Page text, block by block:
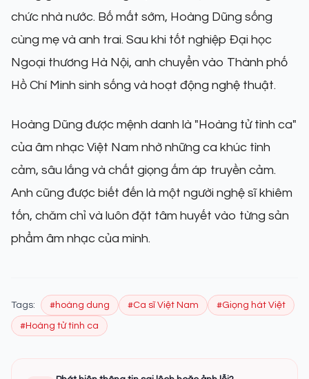
chức nhà nước. Bố mất sớm, Hoàng Dũng sống
cùng mẹ và anh trai. Sau khi tốt nghiệp Đại học
Ngoại thương Hà Nội, anh chuyển vào Thành phố
Hồ Chí Minh sinh sống và hoạt động nghệ thuật.
Hoàng Dũng được mệnh danh là "Hoàng tử tình ca"
của âm nhạc Việt Nam nhờ những ca khúc tình
cảm, sâu lắng và chất giọng ấm áp truyền cảm.
Anh cũng được biết đến là một người nghệ sĩ khiêm
tốn, chăm chỉ và luôn đặt tâm huyết vào từng sản
phẩm âm nhạc của mình.
Tags: #hoàng dung #Ca sĩ Việt Nam #Giọng hát Việt
#Hoàng tử tình ca